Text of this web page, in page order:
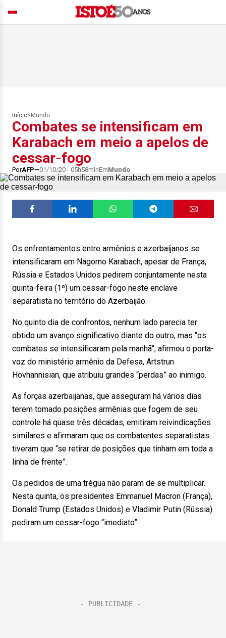
Início> Mundo
Combates se intensificam em
Karabach em meio a apelos de
cessar-fogo
PorAFP 01/10/20 - 05h58minEmMundo
Os enfrentamentos entre armênios e azerbaijanos se
intensificaram em Nagorno Karabach, apesar de França,
Rússia e Estados Unidos pedirem conjuntamente nesta
quinta-feira (1º) um cessar-fogo neste enclave
separatista no território do Azerbaijão.
No quinto dia de confrontos, nenhum lado parecia ter
obtido um avanço significativo diante do outro, mas “os
combates se intensificaram pela manhã”, afirmou o porta-
voz do ministério armênio da Defesa, Artstrun
Hovhannisian, que atribuiu grandes “perdas” ao inimigo.
As forças azerbaijanas, que asseguram há vários dias
terem tomado posições armênias que fogem de seu
controle há quase três décadas, emitiram reivindicações
similares e afirmaram que os combatentes separatistas
tiveram que “se retirar de posições que tinham em toda a
linha de frente”.
Os pedidos de uma trégua não param de se multiplicar.
Nesta quinta, os presidentes Emmanuel Macron (França),
Donald Trump (Estados Unidos) e Vladimir Putin (Rússia)
pediram um cessar-fogo “imediato”.